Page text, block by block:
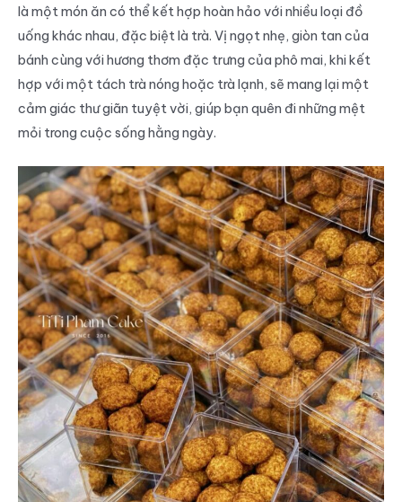
là một món ăn có thể kết hợp hoàn hảo với nhiều loại đồ
uống khác nhau, đặc biệt là trà. Vị ngọt nhẹ, giòn tan của
bánh cùng với hương thơm đặc trưng của phô mai, khi kết
hợp với một tách trà nóng hoặc trà lạnh, sẽ mang lại một
cảm giác thư giãn tuyệt vời, giúp bạn quên đi những mệt
mỏi trong cuộc sống hằng ngày.